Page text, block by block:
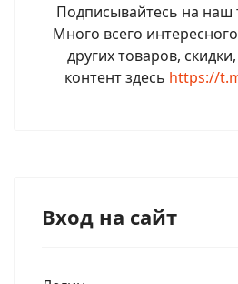
Подписывайтесь на наш
Много всего
других товаров,
контент здесь https://
Вход на сайт